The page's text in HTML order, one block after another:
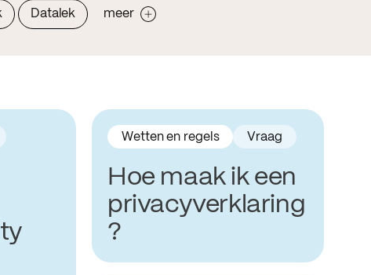
Datalek meer
Hoe maak ik een
privacyverklaring
?
Wetten en regels Vraag